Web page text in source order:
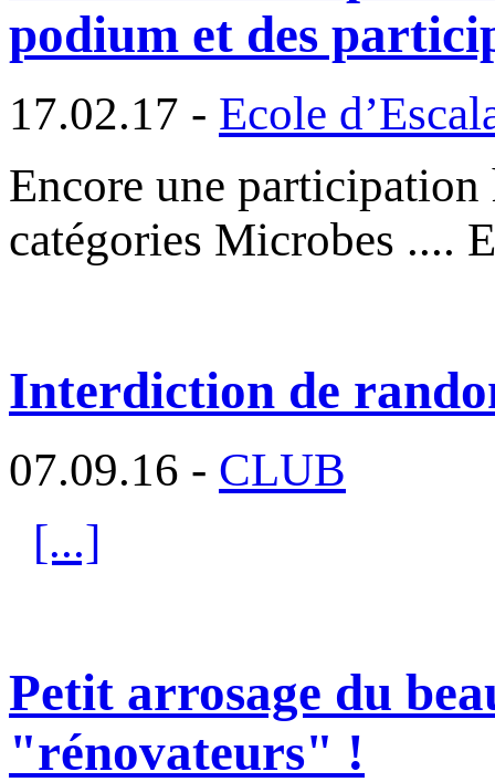
podium et des
17.02.17 - Ecole
Encore une participation
catégories Microbes ....
Interdiction de
07.09.16 - CLUB
[...]
Petit arrosage du
"rénovateurs" !